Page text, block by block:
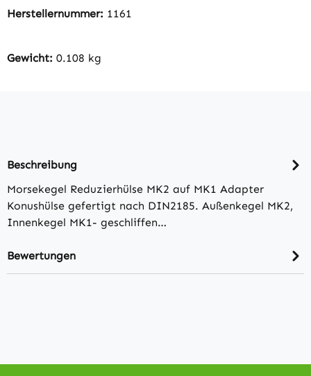
Herstellernummer: 1161
Gewicht: 0.108 kg
Beschreibung
Morsekegel Reduzierhülse MK2 auf MK1 Adapter
Konushülse gefertigt nach DIN2185. Außenkegel MK2,
Innenkegel MK1- geschliffen…
Bewertungen